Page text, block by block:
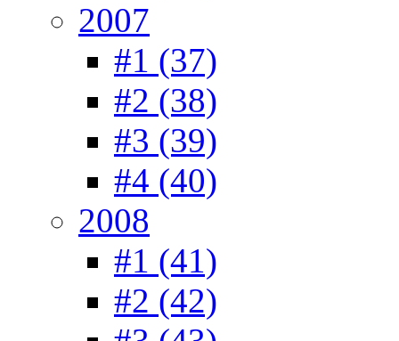
2007
#1 (37)
#2 (38)
#3 (39)
#4 (40)
2008
#1 (41)
#2 (42)